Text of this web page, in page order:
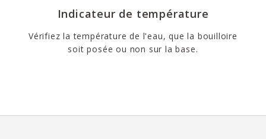
Indicateur de température
Vérifiez la température de l'eau, que la bouilloire
soit posée ou non sur la base.